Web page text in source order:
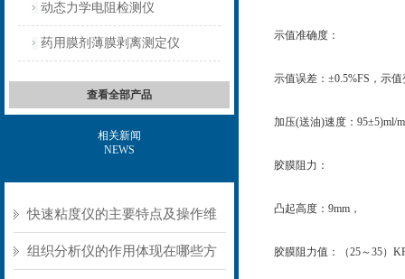
动态力学电阻检测仪
药用膜剂薄膜剥离测定仪
查看全部产品
相关新闻
NEWS
快速粘度仪的主要特点及操作维
护方式
组织分析仪的作用体现在哪些方
示值准确度：
示值误差：±0.5%FS，示
加压(送油)速度：95±5)ml/
胶膜阻力：
凸起高度：9mm，
胶膜阻力值：（25～35）